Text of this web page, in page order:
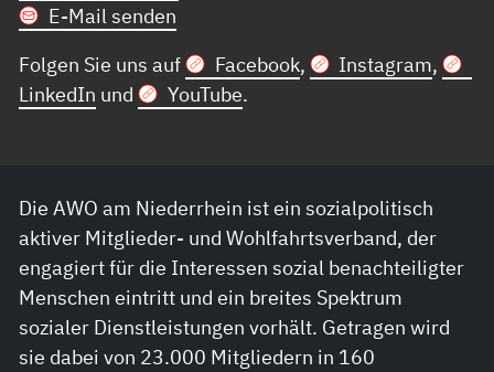
E-Mail senden
Folgen Sie uns auf
Facebook, Instagram,
LinkedIn und YouTube.
Die AWO am Niederrhein ist ein sozialpolitisch
aktiver Mitglieder- und Wohlfahrtsverband, der
engagiert für die Interessen sozial benachteiligter
Menschen eintritt und ein breites Spektrum
sozialer Dienstleistungen vorhält. Getragen wird
sie dabei von 23.000 Mitgliedern in 160